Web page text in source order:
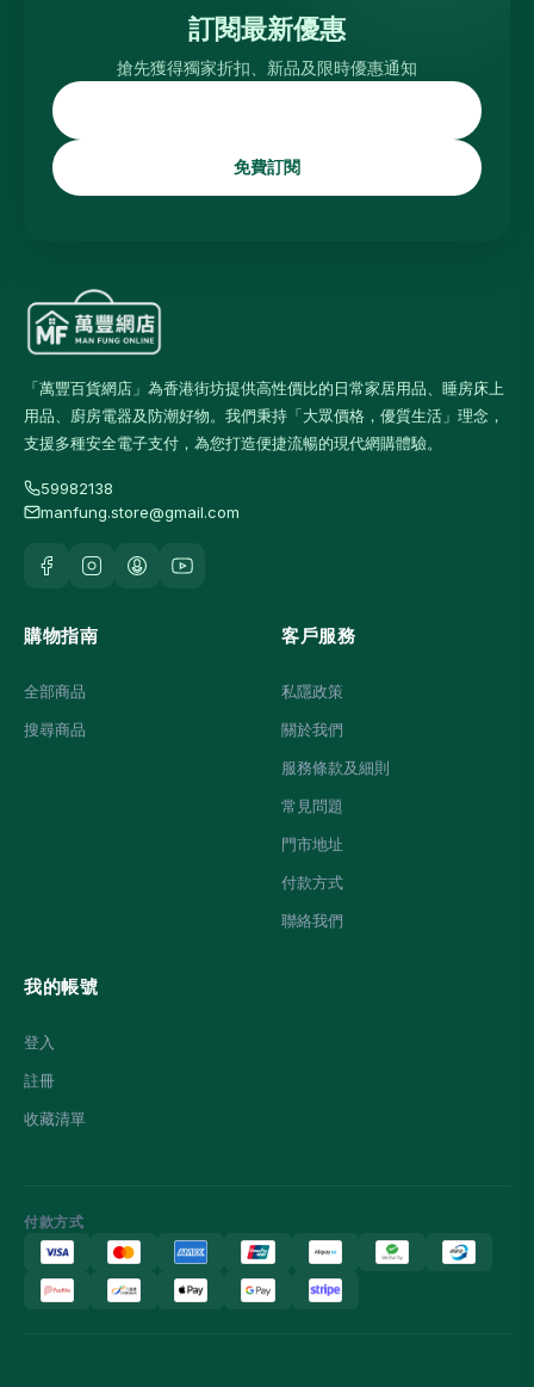
訂閱最新優惠
搶先獲得獨家折扣、新品及限時優惠通知
免費訂閱
「萬豐百貨網店」為香港街坊提供高性價比的日常家居用品、睡房床上
用品、廚房電器及防潮好物。我們秉持「大眾價格，優質生活」理念，
支援多種安全電子支付，為您打造便捷流暢的現代網購體驗。
59982138
manfung.store@gmail.com
購物指南
全部商品
搜尋商品
客戶服務
私隱政策
關於我們
服務條款及細則
常見問題
門市地址
付款方式
聯絡我們
我的帳號
登入
註冊
收藏清單
付款方式